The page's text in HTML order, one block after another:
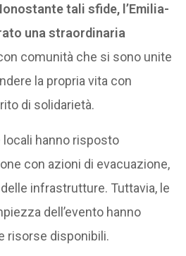
tali sfide, l’Emilia-
una straordinaria
comunità che si sono unite
la propria vita con
di solidarietà.
locali hanno risposto
con azioni di evacuazione,
infrastrutture. Tuttavia, le
dell’evento hanno
risorse disponibili.